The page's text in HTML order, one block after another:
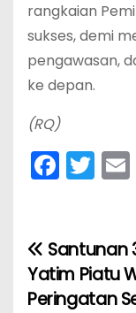
rangkaian
sukses, demi
pengawasan,
ke depan.
(RQ)
F
a
e
b
T
w
er l
N
a
‎Santunan
Yatim Piatu
Peringatan